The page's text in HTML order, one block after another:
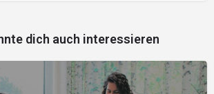
dich auch interessieren